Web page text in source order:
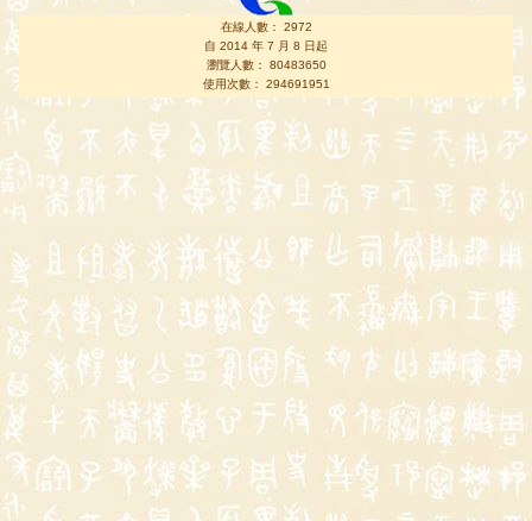
在線人數： 2972
自 2014 年 7 月 8 日起
瀏覽人數： 80483650
使用次數： 294691951